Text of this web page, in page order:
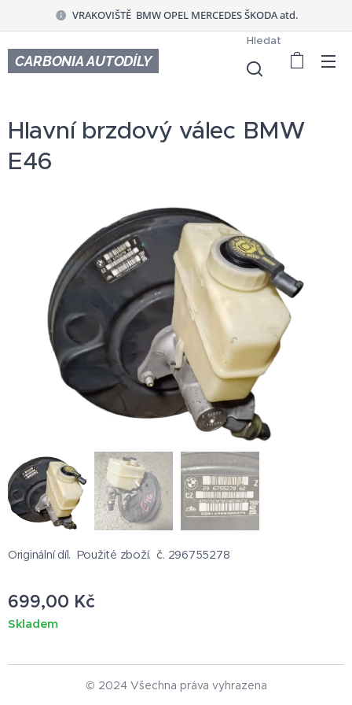
VRAKOVIŠTĚ BMW OPEL MERCEDES ŠKODA atd.
CARBONIA AUTODÍLY
Hledat
Hlavní brzdový válec BMW
E46
Originální díl. Použité zboží. č. 296755278
699,00 Kč
Skladem
© 2024 Všechna práva vyhrazena